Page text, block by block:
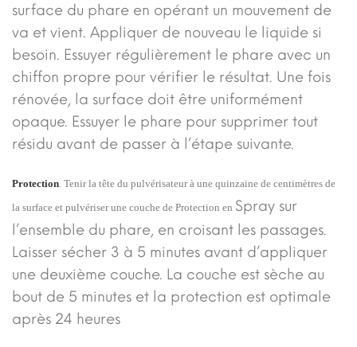
surface du phare en opérant un mouvement de
va et vient. Appliquer de nouveau le liquide si
besoin. Essuyer régulièrement le phare avec un
chiffon propre pour vérifier le résultat. Une fois
rénovée, la surface doit être uniformément
opaque. Essuyer le phare pour supprimer tout
résidu avant de passer à l’étape suivante.
Protection . Tenir la tête du pulvérisateur à une quinzaine de centimètres de
la surface et pulvériser une couche de Protection en Spray sur
l’ensemble du phare, en croisant les passages.
Laisser sécher 3 à 5 minutes avant d’appliquer
une deuxième couche. La couche est sèche au
bout de 5 minutes et la protection est optimale
après 24 heures